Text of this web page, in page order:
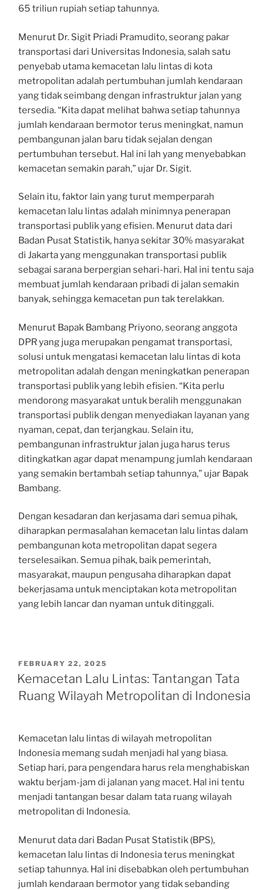
65 triliun rupiah setiap tahunnya.
Menurut Dr. Sigit Priadi Pramudito, seorang pakar
transportasi dari Universitas Indonesia, salah satu
penyebab utama kemacetan lalu lintas di kota
metropolitan adalah pertumbuhan jumlah kendaraan
yang tidak seimbang dengan infrastruktur jalan yang
tersedia. “Kita dapat melihat bahwa setiap tahunnya
jumlah kendaraan bermotor terus meningkat, namun
pembangunan jalan baru tidak sejalan dengan
pertumbuhan tersebut. Hal ini lah yang menyebabkan
kemacetan semakin parah,” ujar Dr. Sigit.
Selain itu, faktor lain yang turut memperparah
kemacetan lalu lintas adalah minimnya penerapan
transportasi publik yang efisien. Menurut data dari
Badan Pusat Statistik, hanya sekitar 30% masyarakat
di Jakarta yang menggunakan transportasi publik
sebagai sarana berpergian sehari-hari. Hal ini tentu saja
membuat jumlah kendaraan pribadi di jalan semakin
banyak, sehingga kemacetan pun tak terelakkan.
Menurut Bapak Bambang Priyono, seorang anggota
DPR yang juga merupakan pengamat transportasi,
solusi untuk mengatasi kemacetan lalu lintas di kota
metropolitan adalah dengan meningkatkan penerapan
transportasi publik yang lebih efisien. “Kita perlu
mendorong masyarakat untuk beralih menggunakan
transportasi publik dengan menyediakan layanan yang
nyaman, cepat, dan terjangkau. Selain itu,
pembangunan infrastruktur jalan juga harus terus
ditingkatkan agar dapat menampung jumlah kendaraan
yang semakin bertambah setiap tahunnya,” ujar Bapak
Bambang.
Dengan kesadaran dan kerjasama dari semua pihak,
diharapkan permasalahan kemacetan lalu lintas dalam
pembangunan kota metropolitan dapat segera
terselesaikan. Semua pihak, baik pemerintah,
masyarakat, maupun pengusaha diharapkan dapat
bekerjasama untuk menciptakan kota metropolitan
yang lebih lancar dan nyaman untuk ditinggali.
POSTED
ON
FEBRUARY 22, 2025
Kemacetan Lalu Lintas: Tantangan Tata
Ruang Wilayah Metropolitan di Indonesia
Kemacetan lalu lintas di wilayah metropolitan
Indonesia memang sudah menjadi hal yang biasa.
Setiap hari, para pengendara harus rela menghabiskan
waktu berjam-jam di jalanan yang macet. Hal ini tentu
menjadi tantangan besar dalam tata ruang wilayah
metropolitan di Indonesia.
Menurut data dari Badan Pusat Statistik (BPS),
kemacetan lalu lintas di Indonesia terus meningkat
setiap tahunnya. Hal ini disebabkan oleh pertumbuhan
jumlah kendaraan bermotor yang tidak sebanding